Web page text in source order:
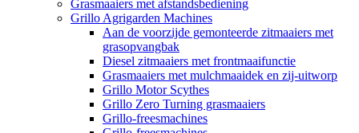
Grasmaaiers met afstandsbediening
Grillo Agrigarden Machines
Aan de voorzijde gemonteerde zitmaaiers met
grasopvangbak
Diesel zitmaaiers met frontmaaifunctie
Grasmaaiers met mulchmaaidek en zij-uitworp
Grillo Motor Scythes
Grillo Zero Turning grasmaaiers
Grillo-freesmachines